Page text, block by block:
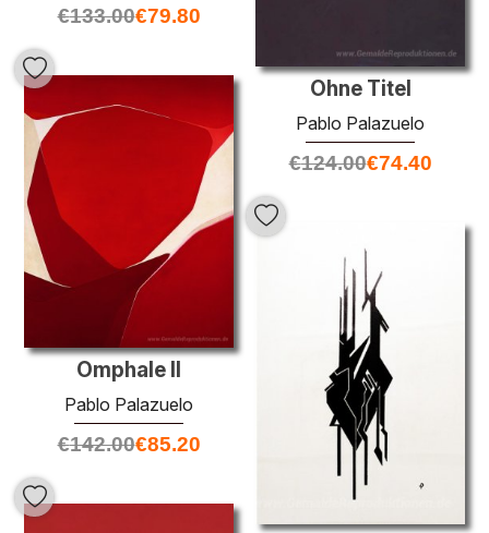
€133.00€79.80
Ohne Titel
Pablo Palazuelo
€124.00€74.40
Omphale II
Pablo Palazuelo
€142.00€85.20